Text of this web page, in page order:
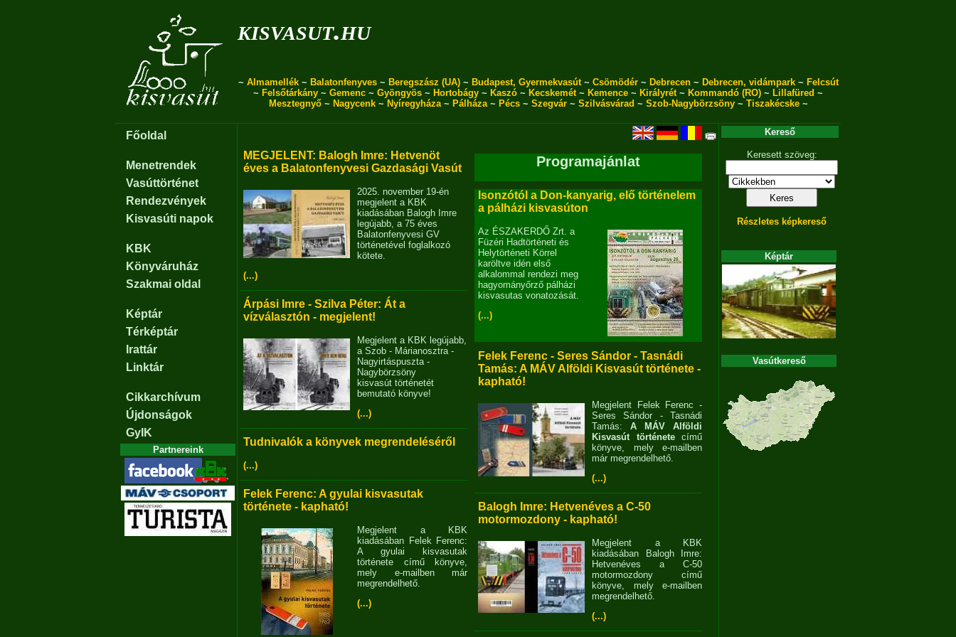
kisvasut.hu
~ Almamellék~ Balatonfenyves~ Beregszász (UA)~ Budapest, Gyermekvasút~ Csömödér~ Debrecen~ Debrecen, vidámpark~ Felcsút
~ Felsőtárkány ~ Gemenc ~ Gyöngyös ~ Hortobágy ~ Kaszó ~ Kecskemét~ Kemence ~ Királyrét~ Kommandó (RO) ~ Lillafüred ~
Mesztegnyő~ Nagycenk~ Nyíregyháza~ Pálháza~ Pécs~ Szegvár~ Szilvásvárad ~ Szob-Nagybörzsöny~ Tiszakécske~
Főoldal
Menetrendek
Vasúttörténet
Rendezvények
Kisvasúti napok
KBK
Könyváruház
Szakmai oldal
Képtár
Térképtár
Irattár
Linktár
Cikkarchívum
Újdonságok
GyIK
Partnereink
MEGJELENT: Balogh Imre: Hetvenöt
éves a Balatonfenyvesi Gazdasági Vasút
2025. november 19-én
megjelent a KBK
kiadásában Balogh Imre
legújabb, a 75 éves
Balatonfenyvesi GV
történetével foglalkozó
kötete.
(...)
Árpási Imre - Szilva Péter: Át a
vízválasztón - megjelent!
Megjelent a KBK legújabb,
a Szob - Márianosztra -
Nagyirtáspuszta -
Nagybörzsöny
kisvasút történetét
bemutató könyve!
(...)
Tudnivalók a könyvek megrendeléséről
(...)
Felek Ferenc: A gyulai kisvasutak
története - kapható!
Megjelent a KBK
kiadásában Felek Ferenc:
A gyulai kisvasutak
története című könyve,
mely e-mailben már
megrendelhető.
(...)
Programajánlat
Isonzótól a Don-kanyarig, elő történelem
a pálházi kisvasúton
Az ÉSZAKERDŐ Zrt. a
Füzéri Hadtörténeti és
Helytörténeti Körrel
karöltve idén első
alkalommal rendezi meg
hagyományőrző pálházi
kisvasutas vonatozását.
(...)
Felek Ferenc - Seres Sándor - Tasnádi
Tamás: A MÁV Alföldi Kisvasút története -
kapható!
Megjelent Felek Ferenc -
Seres Sándor - Tasnádi
Tamás: A MÁV Alföldi
Kisvasút története című
könyve, mely e-mailben
már megrendelhető.
(...)
Balogh Imre: Hetvenéves a C-50
motormozdony - kapható!
Megjelent a KBK
kiadásában Balogh Imre:
Hetvenéves a C-50
motormozdony című
könyve, mely e-mailben
megrendelhető.
(...)
Kereső
Keresett szöveg:
Részletes képkereső
Képtár
Vasútkereső